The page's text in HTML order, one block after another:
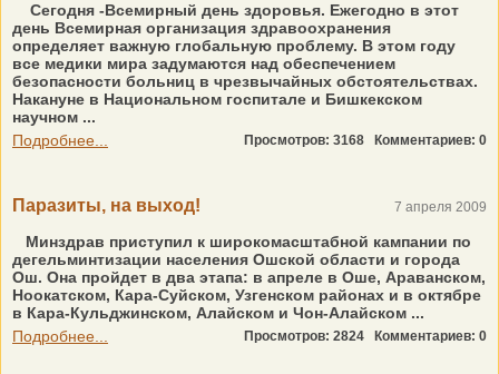
Сегодня -Всемирный день здоровья. Ежегодно в этот
день Всемирная организация здравоохранения
определяет важную глобальную проблему. В этом году
все медики мира задумаются над обеспечением
безопасности больниц в чрезвычайных обстоятельствах.
Накануне в Национальном госпитале и Бишкекском
научном ...
Подробнее...
Просмотров: 3168 Комментариев: 0
Паразиты, на выход! 7 апреля 2009
Минздрав приступил к широкомасштабной кампании по
дегельминтизации населения Ошской области и города
Ош. Она пройдет в два этапа: в апреле в Оше, Араванском,
Ноокатском, Кара-Суйском, Узгенском районах и в октябре
в Кара-Кульджинском, Алайском и Чон-Алайском ...
Подробнее...
Просмотров: 2824 Комментариев: 0